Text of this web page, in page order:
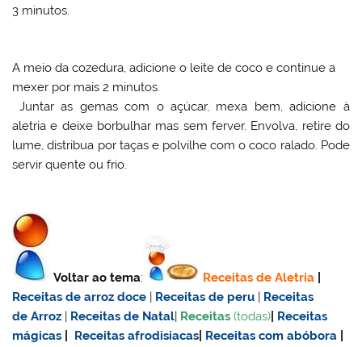
3 minutos.
A meio da cozedura, adicione o leite de coco e continue a
mexer por mais 2 minutos.
Juntar as gemas com o açúcar, mexa bem, adicione à
aletria e deixe borbulhar mas sem ferver. Envolva, retire do
lume, distribua por taças e polvilhe com o coco ralado. Pode
servir quente ou frio.
Voltar ao tema: Receitas de Aletria
Receitas dearroz doce | Receitas de peru | Receitas
de Arroz | Receitas de Natal| Receitas (todas) Receitas
mágicas
Receitas afrodisiacas Receitas com abóbora